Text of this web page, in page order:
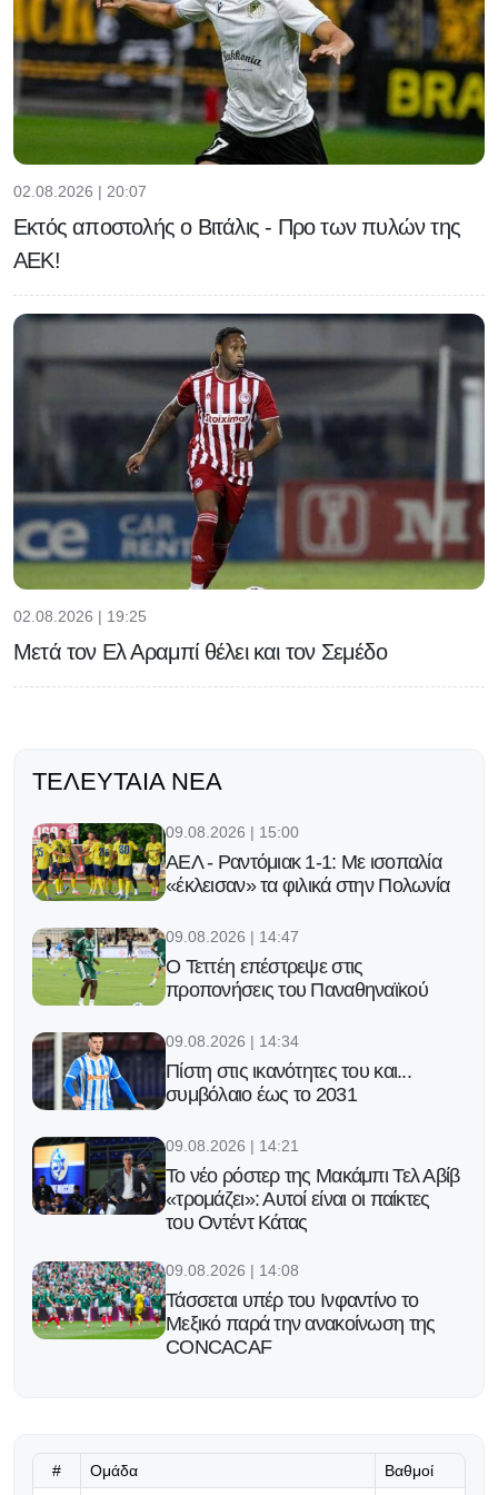
02.08.2026 | 20:07
Εκτός αποστολής ο Βιτάλις - Προ των πυλών της
ΑΕΚ!
02.08.2026 | 19:25
Μετά τον Ελ Αραμπί θέλει και τον Σεμέδο
ΤΕΛΕΥΤΑΊΑ ΝΈΑ
09.08.2026 | 15:00
ΑΕΛ - Ραντόμιακ 1-1: Με ισοπαλία
«έκλεισαν» τα φιλικά στην Πολωνία
09.08.2026 | 14:47
Ο Τεττέη επέστρεψε στις
προπονήσεις του Παναθηναϊκού
09.08.2026 | 14:34
Πίστη στις ικανότητες του και...
συμβόλαιο έως το 2031
09.08.2026 | 14:21
Το νέο ρόστερ της Μακάμπι Τελ Αβίβ
«τρομάζει»: Αυτοί είναι οι παίκτες
του Οντέντ Κάτας
09.08.2026 | 14:08
Τάσσεται υπέρ του Ινφαντίνο το
Μεξικό παρά την ανακοίνωση της
CONCACAF
# Ομάδα Βαθμοί